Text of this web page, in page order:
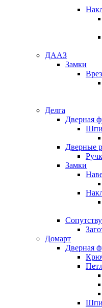
ДААЗ
Замки
Делга
Дверная
Дверные
Замки
Домарт
Дверная